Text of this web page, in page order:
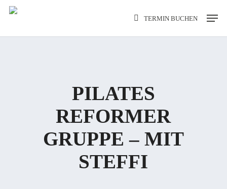
Skip
TERMIN BUCHEN
Menu
PILATES
REFORMER
GRUPPE – MIT
STEFFI